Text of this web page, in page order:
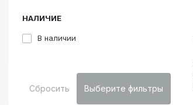
НАЛИЧИЕ
В наличии
Сбросить Выберите фильтры